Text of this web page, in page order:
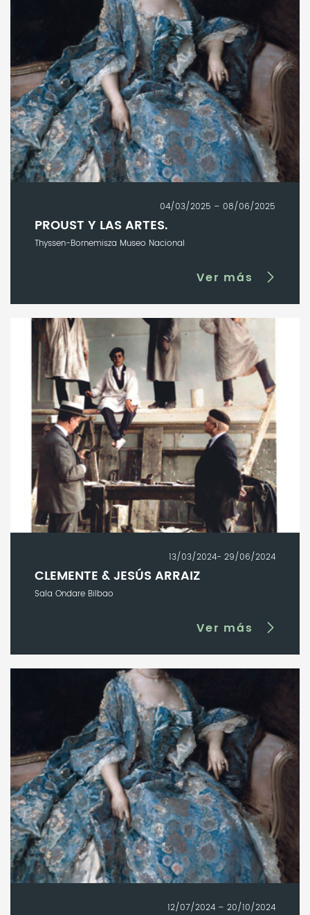
04/03/2025 – 08/06/2025
PROUST Y LAS ARTES.
Thyssen-Bornemisza Museo Nacional
Ver más
13/03/2024- 29/06/2024
CLEMENTE & JESÚS ARRAIZ
Sala Ondare Bilbao
Ver más
12/07/2024 – 20/10/2024